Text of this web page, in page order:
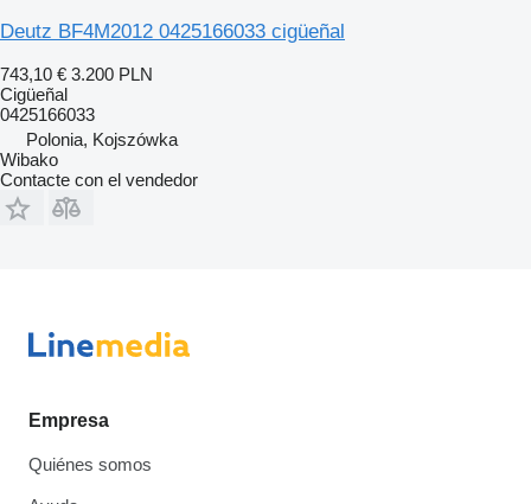
Deutz BF4M2012 0425166033 cigüeñal
743,10 € 3.200 PLN
Cigüeñal
0425166033
Polonia, Kojszówka
Wibako
Contacte con el vendedor
Empresa
Quiénes somos